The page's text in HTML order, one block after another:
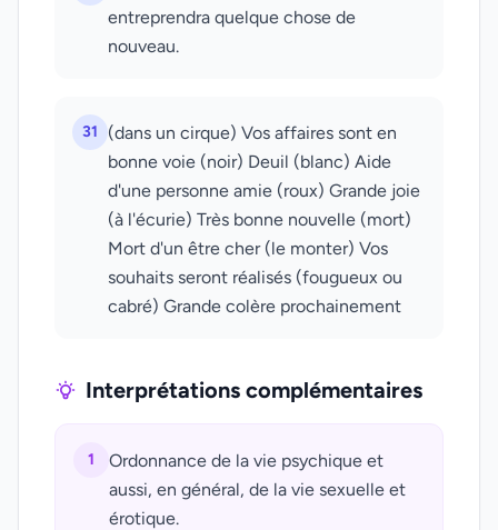
entreprendra quelque chose de
nouveau.
31
(dans un cirque) Vos affaires sont en
bonne voie (noir) Deuil (blanc) Aide
d'une personne amie (roux) Grande joie
(à l'écurie) Très bonne nouvelle (mort)
Mort d'un être cher (le monter) Vos
souhaits seront réalisés (fougueux ou
cabré) Grande colère prochainement
Interprétations complémentaires
1
Ordonnance de la vie psychique et
aussi, en général, de la vie sexuelle et
érotique.